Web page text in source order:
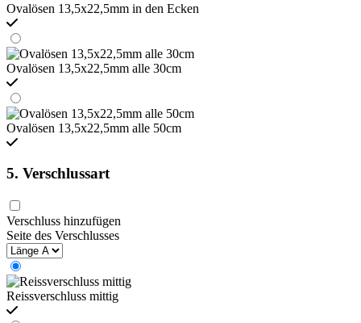
Ovalösen 13,5x22,5mm in den Ecken
Ovalösen 13,5x22,5mm alle 30cm
Ovalösen 13,5x22,5mm alle 50cm
5. Verschlussart
Verschluss hinzufügen
Seite des Verschlusses
Reissverschluss mittig